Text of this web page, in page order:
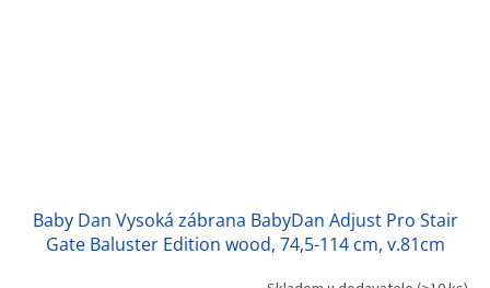
Baby Dan Vysoká zábrana BabyDan Adjust Pro Stair
Gate Baluster Edition wood, 74,5-114 cm, v.81cm